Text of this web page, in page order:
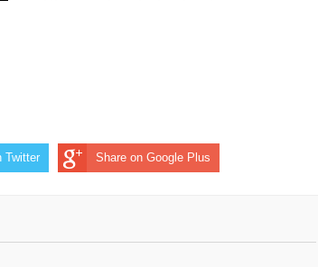
Twitter Share on Google Plus